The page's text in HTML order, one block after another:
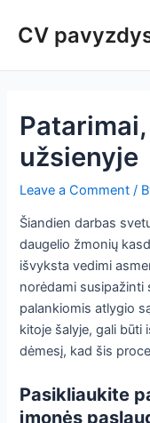
CV
užsienyje
Leave a Comment /
Šiandien darbas
daugelio žmonių
išvyksta vedimi
norėdami susipažinti
palankiomis atlygio
kitoje šalyje, gali būti
dėmesį, kad šis
Pasikliaukite
įmonės
navigation